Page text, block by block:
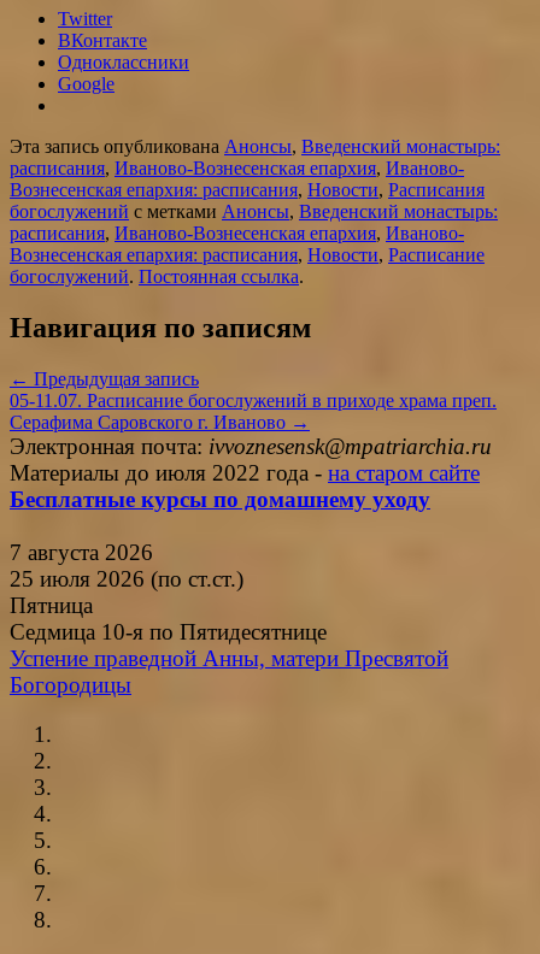
Twitter
ВКонтакте
Одноклассники
Google
Эта запись опубликована Анонсы, Введенский монастырь:
расписания, Иваново-Вознесенская епархия, Иваново-
Вознесенская епархия: расписания, Новости, Расписания
богослужений с метками Анонсы, Введенский монастырь:
расписания, Иваново-Вознесенская епархия, Иваново-
Вознесенская епархия: расписания, Новости, Расписание
богослужений. Постоянная ссылка.
Навигация по записям
← Предыдущая запись
05-11.07. Расписание богослужений в приходе храма преп.
Серафима Саровского г. Иваново →
Электронная почта: ivvoznesensk@mpatriarchia.ru
Материалы до июля 2022 года - на старом сайте
Бесплатные курсы по домашнему уходу
7 августа 2026
25 июля 2026 (по ст.ст.)
Пятница
Седмица 10-я по Пятидесятнице
Успение праведной Анны, матери Пресвятой
Богородицы